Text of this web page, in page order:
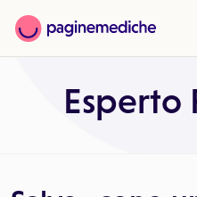
Esperto